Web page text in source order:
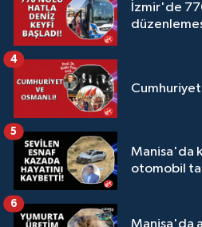
İzmir'de
4
Manisa'da
otomobil
5
6